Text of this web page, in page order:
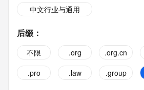
中文行业与通用
后缀 ：
不限 .org .org.cn
.pro
.law .group